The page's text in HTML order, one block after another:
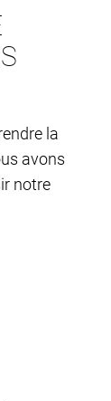
la
avons
notre